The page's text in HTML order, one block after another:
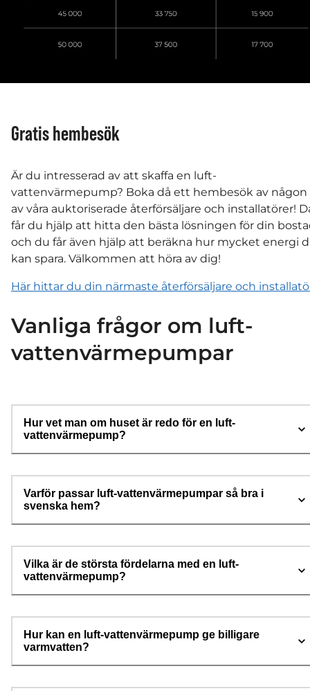
Gratis hembesök
Är du intresserad av att skaffa en luft-
vattenvärmepump? Boka då ett hembesök av någon
av våra auktoriserade återförsäljare och installatörer!
får du hjälp att hitta den bästa lösningen för din
och du får även hjälp att beräkna hur mycket energi
kan spara. Välkommen att höra av dig!
Här hittar du din närmaste återförsäljare och
Vanliga frågor om luft-
vattenvärmepumpar
Hur vet man om huset är redo för en luft-
vattenvärmepump?
Varför passar luft-vattenvärmepumpar så bra i
svenska hem?
Vilka är de största fördelarna med en luft-
vattenvärmepump?
Hur kan en luft-vattenvärmepump ge billigare
varmvatten?